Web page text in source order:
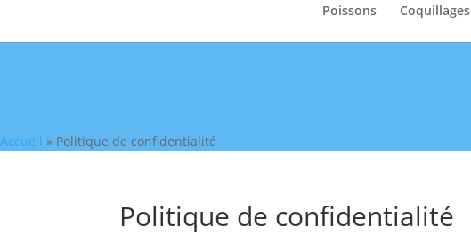
Poissons Coquillages
Accueil » Politique de confidentialité
Politique de confidentialité